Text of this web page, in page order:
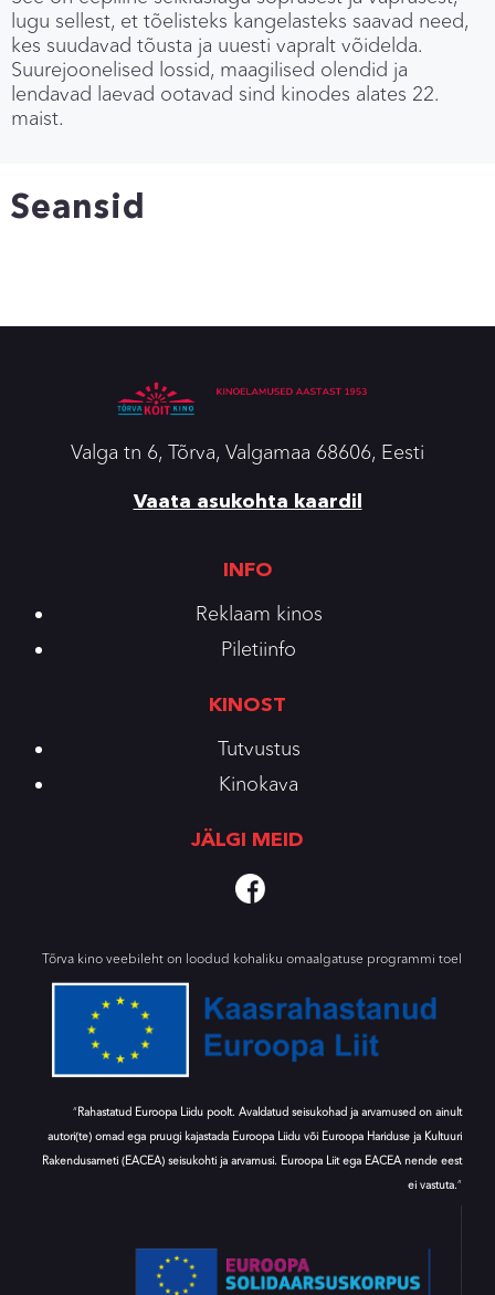
lugu sellest, et tõelisteks kangelasteks saavad need,
kes suudavad tõusta ja uuesti vapralt võidelda.
Suurejoonelised lossid, maagilised olendid ja
lendavad laevad ootavad sind kinodes alates 22.
maist.
Seansid
Valga tn 6, Tõrva, Valgamaa 68606, Eesti
Vaata asukohta kaardil
INFO
Reklaam kinos
Piletiinfo
KINOST
Tutvustus
Kinokava
JÄLGI MEID
Tõrva kino veebileht on loodud kohaliku omaalgatuse programmi toel
“Rahastatud Euroopa Liidu poolt. Avaldatud seisukohad ja arvamused on ainult
autori(te) omad ega pruugi kajastada Euroopa Liidu või Euroopa Hariduse ja Kultuuri
Rakendusameti (EACEA) seisukohti ja arvamusi. Euroopa Liit ega EACEA nende eest
ei vastuta.”